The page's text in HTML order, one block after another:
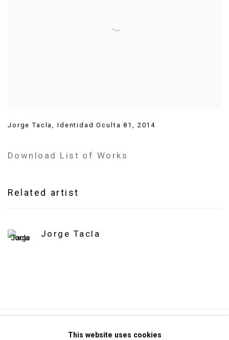
Jorge Tacla, Identidad Oculta 81, 2014
Download List of Works
Related artist
Jorge Tacla
Privacy Policy Manage cookies
This website uses cookies